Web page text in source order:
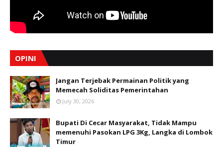
OPINI
Jangan Terjebak Permainan Politik yang
Memecah Soliditas Pemerintahan
July 30, 2026
Bupati Di Cecar Masyarakat, Tidak Mampu
memenuhi Pasokan LPG 3Kg, Langka di Lombok
Timur